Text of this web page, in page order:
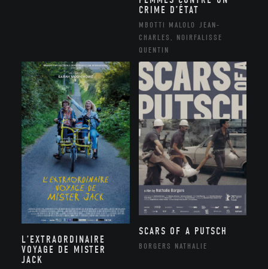
CRIME D’ÉTAT
MBOTTI MALOLO JEAN-
CHARLES, NOIRFALISSE
QUENTIN
L’EXTRAORDINAIRE
VOYAGE DE MISTER
JACK
SCARS OF A PUTSCH
BORGERS NATHALIE